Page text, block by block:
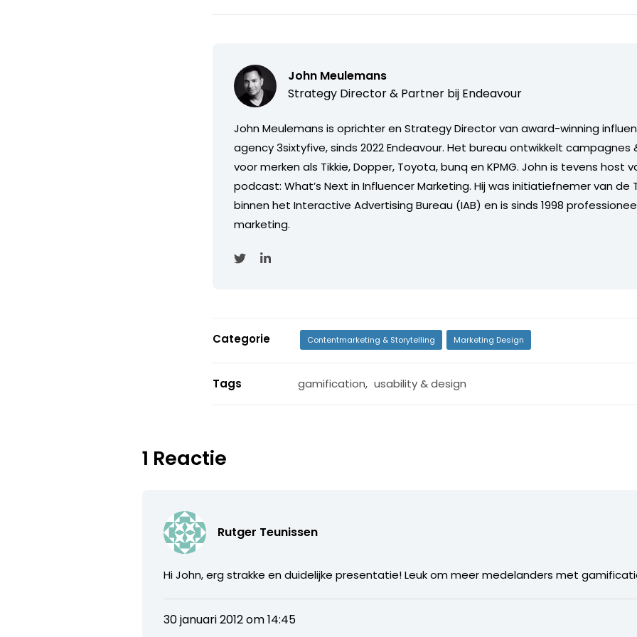
John Meulemans
Strategy Director & Partner bij Endeavour
John Meulemans is oprichter en Strategy Director van award-winning
agency 3sixtyfive, sinds 2022 Endeavour. Het bureau ontwikkelt campagnes
voor merken als Tikkie, Dopper, Toyota, bunq en KPMG. John is tevens host
podcast: What’s Next in Influencer Marketing. Hij was initiatiefnemer van de
binnen het Interactive Advertising Bureau (IAB) en is sinds 1998
marketing.
Categorie Contentmarketing & Storytelling Marketing Design
Tags gamification, usability & design
1 Reactie
Rutger Teunissen
Hi John, erg strakke en duidelijke presentatie! Leuk om meer medelanders met
30 januari 2012 om 14:45